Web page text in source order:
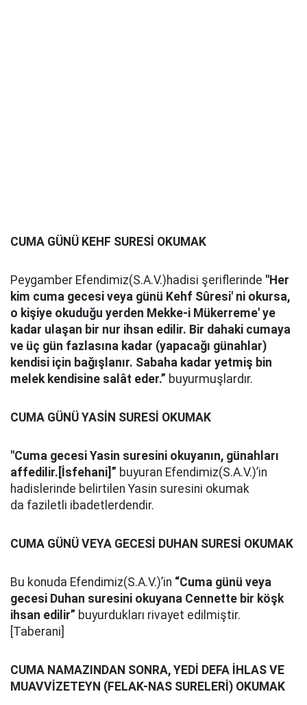
CUMA GÜNÜ KEHF SURESİ OKUMAK
Peygamber Efendimiz(S.A.V.)hadisi şeriflerinde "Her
kim cuma gecesi veya günü Kehf Sûresi' ni okursa,
o kişiye okuduğu yerden Mekke-i Mükerreme' ye
kadar ulaşan bir nur ihsan edilir. Bir dahaki cumaya
ve üç gün fazlasına kadar (yapacağı günahlar)
kendisi için bağışlanır. Sabaha kadar yetmiş bin
melek kendisine salât eder.” buyurmuşlardır.
CUMA GÜNÜ YASİN SURESİ OKUMAK
"Cuma gecesi Yasin suresini okuyanın, günahları
affedilir.[İsfehani]” buyuran Efendimiz(S.A.V.)’in
hadislerinde belirtilen Yasin suresini okumak
da faziletli ibadetlerdendir.
CUMA GÜNÜ VEYA GECESİ DUHAN SURESİ OKUMAK
Bu konuda Efendimiz(S.A.V.)’in “Cuma günü veya
gecesi Duhan suresini okuyana Cennette bir köşk
ihsan edilir” buyurdukları rivayet edilmiştir.
[Taberani]
CUMA NAMAZINDAN SONRA, YEDİ DEFA İHLAS VE
MUAVVİZETEYN (FELAK-NAS SURELERİ) OKUMAK